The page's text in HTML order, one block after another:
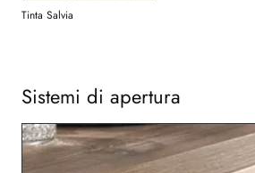
Tinta Salvia
Sistemi di apertura